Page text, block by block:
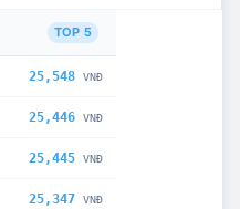
TOP 5
25,548 VNĐ
25,446 VNĐ
25,445 VNĐ
25,347 VNĐ